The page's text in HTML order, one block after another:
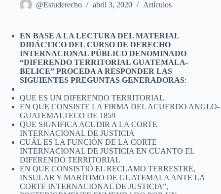
@Estuderecho abril 3, 2020 Artículos
EN BASE A LA LECTURA DEL MATERIAL
DIDÁCTICO DEL CURSO DE DERECHO
INTERNACIONAL PÚBLICO DENOMINADO
“DIFERENDO TERRITORIAL GUATEMALA-
BELICE” PROCEDA A RESPONDER LAS
SIGUIENTES PREGUNTAS GENERADORAS:
QUE ES UN DIFERENDO TERRITORIAL
EN QUE CONSISTE LA FIRMA DEL ACUERDO ANGLO-
GUATEMALTECO DE 1859
QUE SIGNIFICA ACUDIR A LA CORTE
INTERNACIONAL DE JUSTICIA
CUÁL ES LA FUNCIÓN DE LA CORTE
INTERNACIONAL DE JUSTICIA EN CUANTO EL
DIFERENDO TERRITORIAL
EN QUE CONSISTIÓ EL RECLAMO TERRESTRE,
INSULAR Y MARÍTIMO DE GUATEMALA ANTE LA
CORTE INTERNACIONAL DE JUSTICIA”,